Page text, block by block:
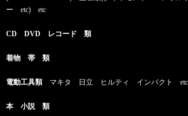
ー etc) etc
CD DVD レコード 類
着物 帯 類
電動工具類 マキタ 日立 ヒルティ インパクト etc
本 小説 類